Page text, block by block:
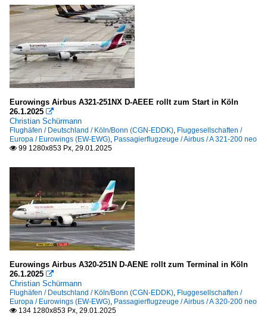
Eurowings Airbus A321-251NX D-AEEE rollt zum Start in Köln
26.1.2025 
Christian Schürmann
Flughäfen / Deutschland / Köln/Bonn (CGN-EDDK), Fluggesellschaften /
Europa / Eurowings (EW-EWG), Passagierflugzeuge / Airbus / A 321-200 neo
 99 1280x853 Px, 29.01.2025
Eurowings Airbus A320-251N D-AENE rollt zum Terminal in Köln
26.1.2025 
Christian Schürmann
Flughäfen / Deutschland / Köln/Bonn (CGN-EDDK), Fluggesellschaften /
Europa / Eurowings (EW-EWG), Passagierflugzeuge / Airbus / A 320-200 neo
 134 1280x853 Px, 29.01.2025